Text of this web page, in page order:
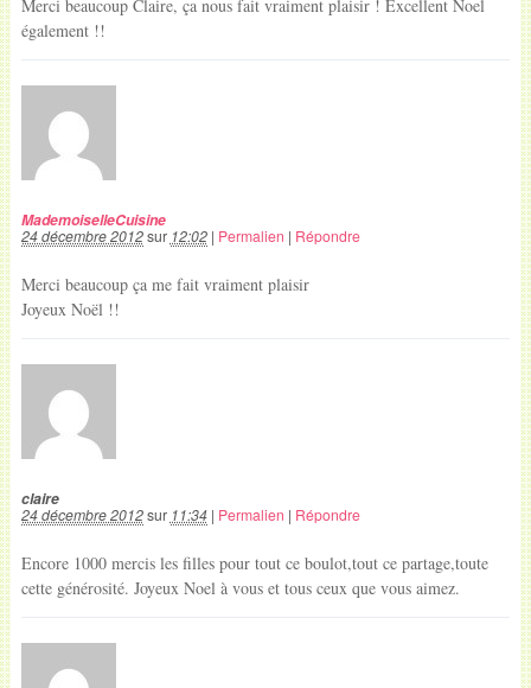
Merci beaucoup Claire, ça nous fait vraiment plaisir ! Excellent Noel
également !!
MademoiselleCuisine
24 décembre 2012sur 12:02| Permalien | Répondre
Merci beaucoup ça me fait vraiment plaisir
Joyeux Noël !!
claire
24 décembre 2012sur 11:34| Permalien | Répondre
Encore 1000 mercis les filles pour tout ce boulot,tout ce partage,toute
cette générosité. Joyeux Noel à vous et tous ceux que vous aimez.